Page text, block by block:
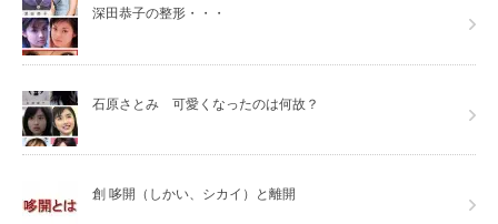
深田恭子の整形・・・
石原さとみ 可愛くなったのは何故？
創 哆開（しかい、シカイ）と離開